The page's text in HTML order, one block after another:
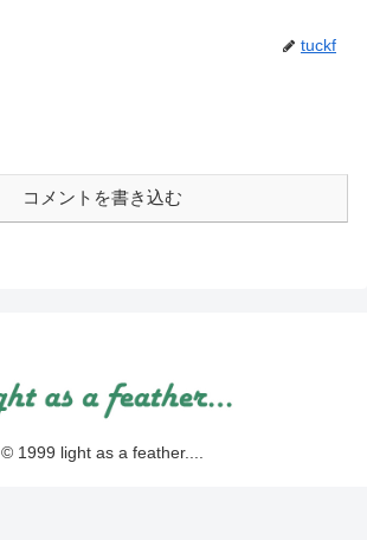
tuckf
コメントを書き込む
© 1999 light as a feather....